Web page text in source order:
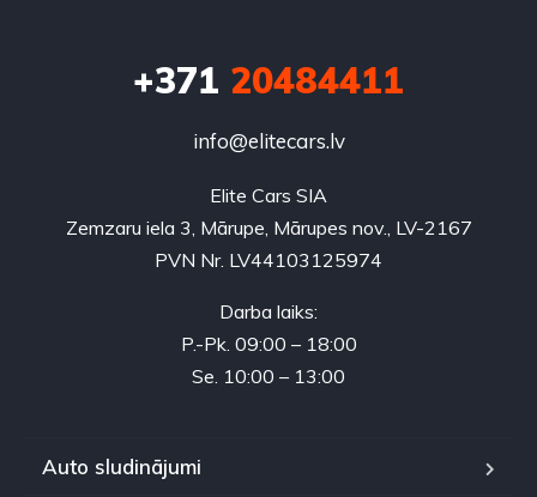
+371 20484411
info@elitecars.lv
Elite Cars SIA
Zemzaru iela 3, Mārupe, Mārupes nov., LV-2167
PVN Nr. LV44103125974
Darba laiks:
P.-Pk. 09:00 – 18:00
Se. 10:00 – 13:00
Auto sludinājumi